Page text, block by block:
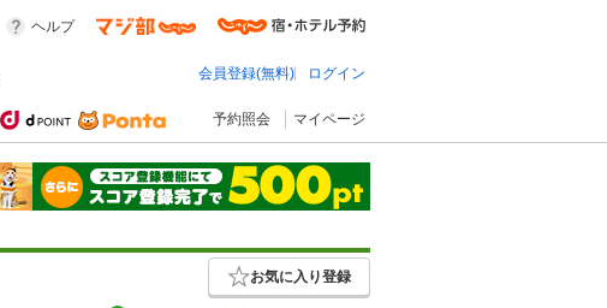
ヘルプ
会員登録(無料) ログイン
予約照会 マイページ
お気に入り登録